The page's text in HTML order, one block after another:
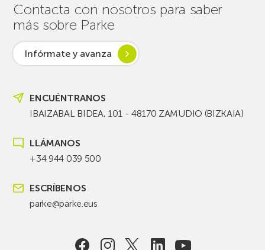
Contacta con nosotros para saber
más sobre Parke
Infórmate y avanza
ENCUÉNTRANOS
IBAIZABAL BIDEA, 101 - 48170 ZAMUDIO (BIZKAIA)
LLÁMANOS
+34 944 039 500
ESCRÍBENOS
parke@parke.eus